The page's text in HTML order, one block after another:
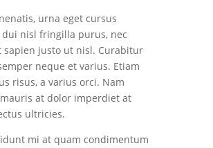
urna eget cursus
dui nisl fringilla purus, nec
justo ut nisl. Curabitur
neque et varius. Etiam
risus, a varius orci. Nam
at dolor imperdiet at
ultricies.
mi at quam condimentum